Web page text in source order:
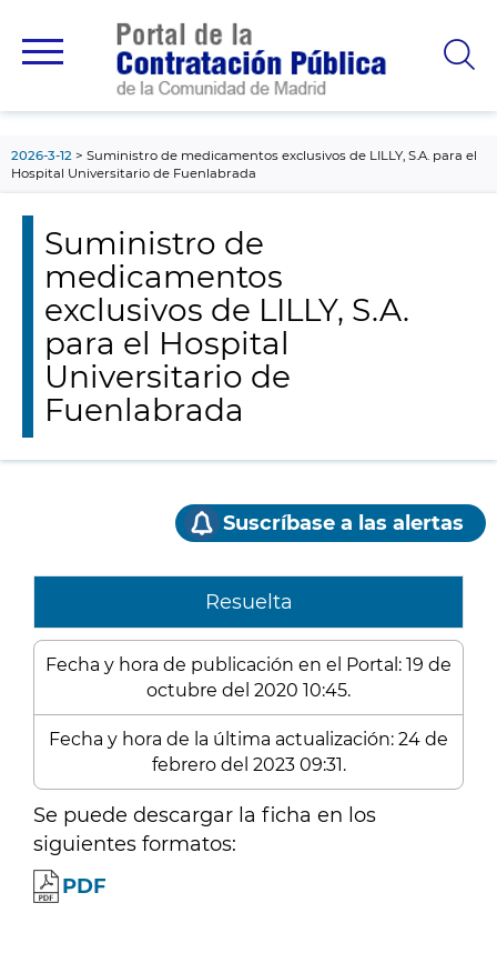
principal
2026-3-12
Suministro de medicamentos exclusivos de LILLY, S.A. para el
Hospital Universitario de Fuenlabrada
Suministro de
medicamentos
exclusivos de LILLY, S.A.
para el Hospital
Universitario de
Fuenlabrada
Suscríbase a las alertas
Resuelta
Fecha y hora de publicación en el Portal: 19 de
octubre del 2020 10:45.
Fecha y hora de la última actualización: 24 de
febrero del 2023 09:31.
Se puede descargar la ficha en los
siguientes formatos:
PDF